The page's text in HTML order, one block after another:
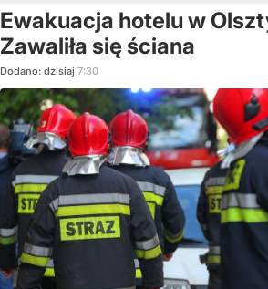
Ewakuacja hotelu w
Zawaliła się ściana
Dodano: dzisiaj 7:30